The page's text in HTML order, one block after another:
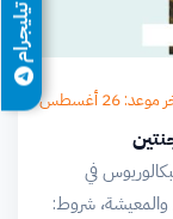
26 أغسطس
في
والمعيشة، شروط:
تيليجرام